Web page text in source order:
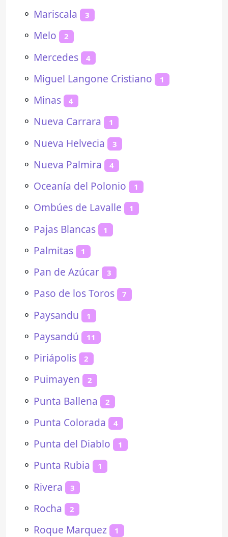
⚬ Mariscala 3
⚬ Melo 2
⚬ Mercedes 4
⚬ Miguel Langone Cristiano 1
⚬ Minas 4
⚬ Nueva Carrara 1
⚬ Nueva Helvecia 3
⚬ Nueva Palmira 4
⚬ Oceanía del Polonio 1
⚬ Ombúes de Lavalle 1
⚬ Pajas Blancas 1
⚬ Palmitas 1
⚬ Pan de Azúcar 3
⚬ Paso de los Toros 7
⚬ Paysandu 1
⚬ Paysandú 11
⚬ Piriápolis 2
⚬ Puimayen 2
⚬ Punta Ballena 2
⚬ Punta Colorada 4
⚬ Punta del Diablo 1
⚬ Punta Rubia 1
⚬ Rivera 3
⚬ Rocha 2
⚬ Roque Marquez 1